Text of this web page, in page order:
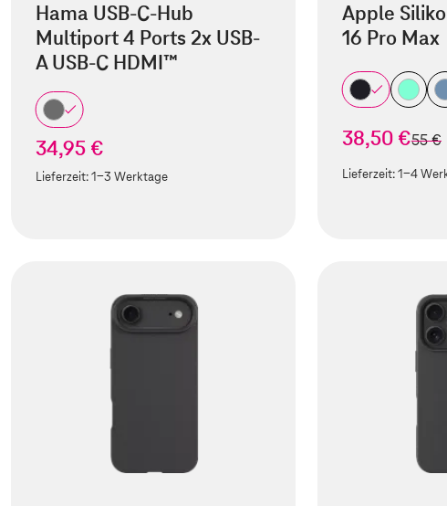
Hama USB-C-Hub
Multiport 4 Ports 2x USB-
A USB-C HDMI™
34,95 €
Lieferzeit:1-3 Werktage
Apple
16 Pro Max
38,50 €statt
55 €
Lieferzeit:1-4